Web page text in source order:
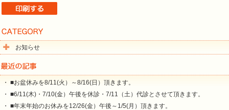
お知らせ
・ ■お盆休みを8/11(火）～8/16(日）頂きます。
・ ■6/11(木)・7/10(金）午後を休診・7/11（土）代診とさせて頂きます。
・ ■年末年始のお休みを12/26(金）午後～1/5(月）頂きます。